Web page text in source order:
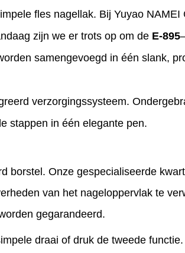
fles nagellak. Bij Yuyao
zijn we er trots op om de E-895
samengevoegd in één slank,
verzorgingssysteem.
stappen in één elegante pen.
borstel. Onze gespecialiseerde
van het nageloppervlak te
gegarandeerd.
draai of druk de tweede